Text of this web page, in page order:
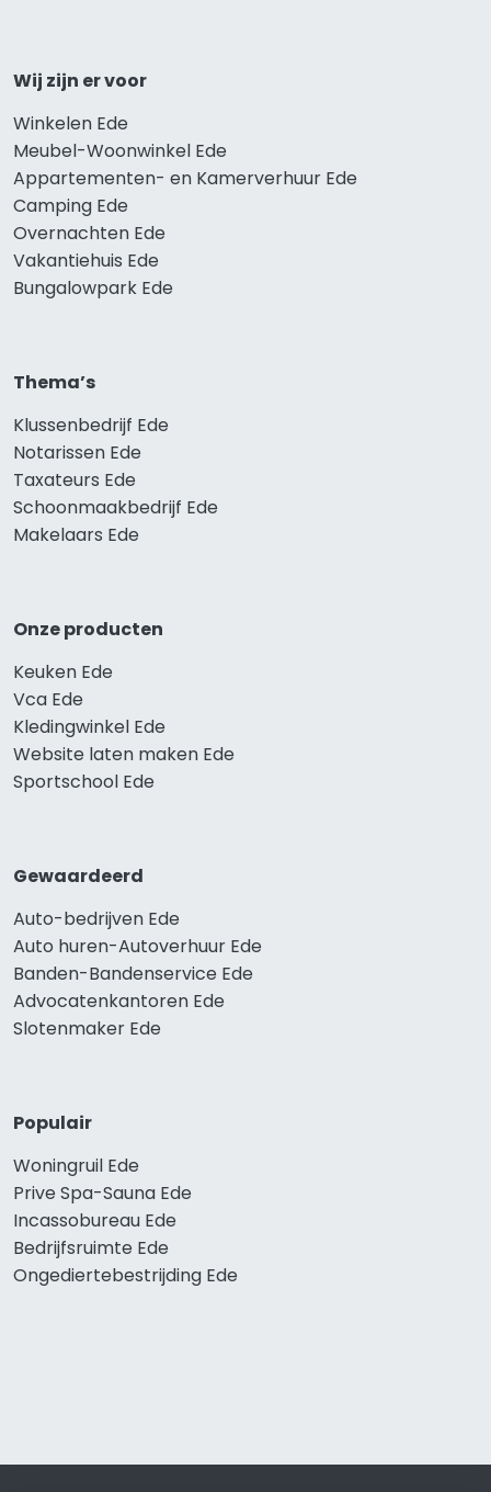
Wij zijn er voor
Winkelen Ede
Meubel-Woonwinkel Ede
Appartementen- en Kamerverhuur Ede
Camping Ede
Overnachten Ede
Vakantiehuis Ede
Bungalowpark Ede
Thema’s
Klussenbedrijf Ede
Notarissen Ede
Taxateurs Ede
Schoonmaakbedrijf Ede
Makelaars Ede
Onze producten
Keuken Ede
Vca Ede
Kledingwinkel Ede
Website laten maken Ede
Sportschool Ede
Gewaardeerd
Auto-bedrijven Ede
Auto huren-Autoverhuur Ede
Banden-Bandenservice Ede
Advocatenkantoren Ede
Slotenmaker Ede
Populair
Woningruil Ede
Prive Spa-Sauna Ede
Incassobureau Ede
Bedrijfsruimte Ede
Ongediertebestrijding Ede